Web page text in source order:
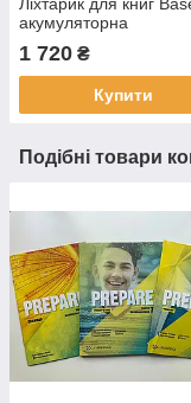
акумуляторна
1 720 ₴
Купити
Подібні товари